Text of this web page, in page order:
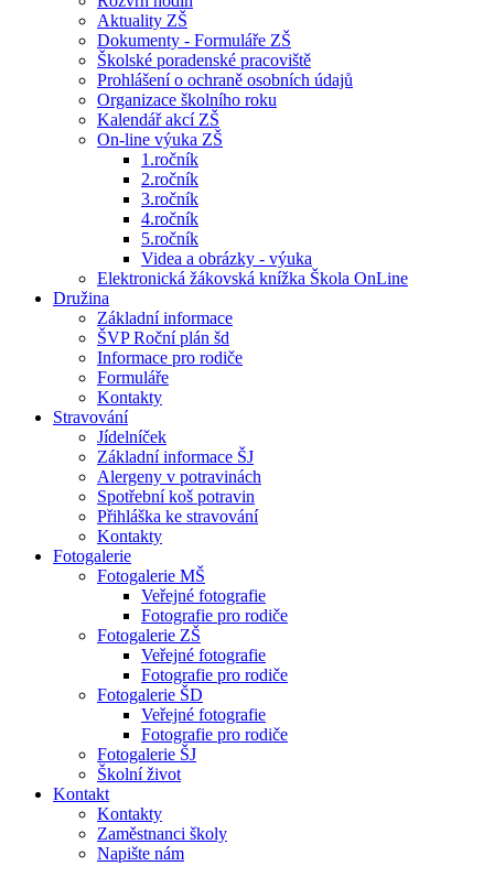
Aktuality ZŠ
Dokumenty - Formuláře ZŠ
Školské poradenské pracoviště
Prohlášení o ochraně osobních údajů
Organizace školního roku
Kalendář akcí ZŠ
On-line výuka ZŠ
1.ročník
2.ročník
3.ročník
4.ročník
5.ročník
Videa a obrázky - výuka
Elektronická žákovská knížka Škola OnLine
Družina
Základní informace
ŠVP Roční plán šd
Informace pro rodiče
Formuláře
Kontakty
Stravování
Jídelníček
Základní informace ŠJ
Alergeny v potravinách
Spotřební koš potravin
Přihláška ke stravování
Kontakty
Fotogalerie
Fotogalerie MŠ
Veřejné fotografie
Fotografie pro rodiče
Fotogalerie ZŠ
Veřejné fotografie
Fotografie pro rodiče
Fotogalerie ŠD
Veřejné fotografie
Fotografie pro rodiče
Fotogalerie ŠJ
Školní život
Kontakt
Kontakty
Zaměstnanci školy
Napište nám